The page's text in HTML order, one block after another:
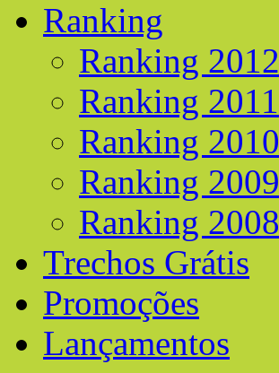
Ranking
Ranking 2012
Ranking 2011
Ranking 2010
Ranking 2009
Ranking 2008
Trechos Grátis
Promoções
Lançamentos